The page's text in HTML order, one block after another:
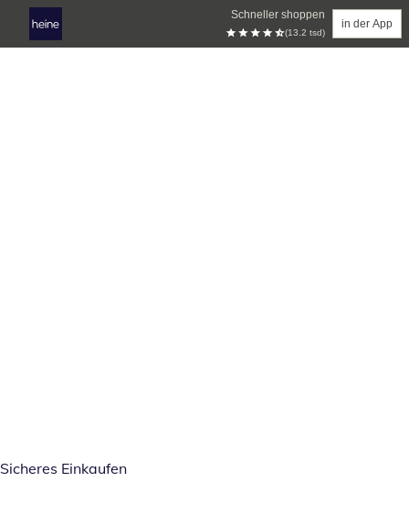
Schneller shoppen
(13.2 tsd)
in der App
Sicheres Einkaufen